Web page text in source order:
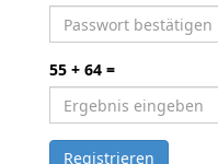
55 + 64 =
Registrieren